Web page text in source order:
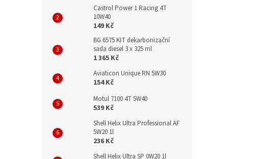
Castrol Power 1 Racing 4T
10W40
149 Kč
BG 6575 KIT dekarbonizační
sada diesel 3 x 325 ml
1 365 Kč
Aviaticon Unique RN 5W30
154 Kč
Motul 7100 4T 5W40
539 Kč
Shell Helix Ultra Professional AF
5W20 1l
236 Kč
Shell Helix Ultra SP 0W20 1l